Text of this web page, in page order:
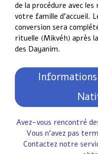
de la procédure avec
votre famille d’accueil.
conversion sera
rituelle (Mikvéh) après
des Dayanim.
Avez-vous rencontré
Vous n’avez pas
Contactez notre